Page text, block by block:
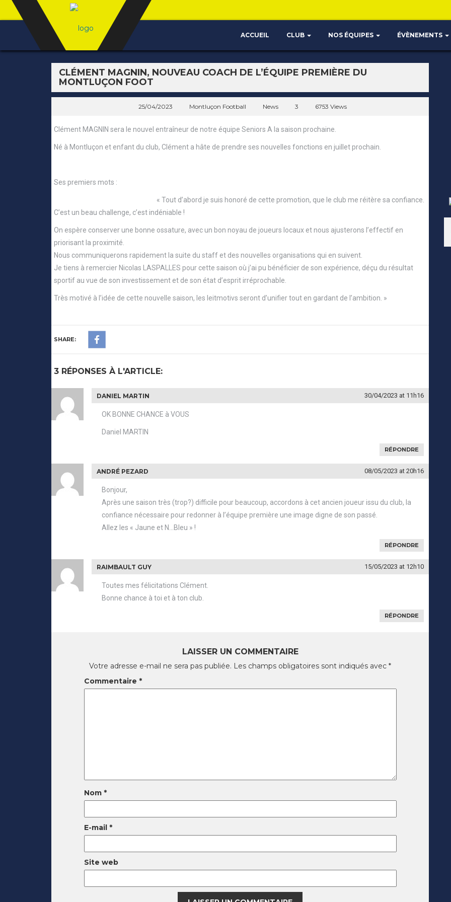
ACCUEIL CLUB NOS ÉQUIPES ÉVÈNEMENTS
CLÉMENT MAGNIN, NOUVEAU COACH DE L’ÉQUIPE PREMIÈRE DU
MONTLUÇON FOOT
25/04/2023 Montluçon Football News 3 6753 Views
Clément MAGNIN sera le nouvel entraîneur de notre équipe Seniors A la saison prochaine.
Né à Montluçon et enfant du club, Clément a hâte de prendre ses nouvelles fonctions en juillet prochain.
Ses premiers mots :
« Tout d’abord je suis honoré de cette promotion, que le club me réitère sa confiance.
C’est un beau challenge, c’est indéniable !
On espère conserver une bonne ossature, avec un bon noyau de joueurs locaux et nous ajusterons l’effectif en
priorisant la proximité.
Nous communiquerons rapidement la suite du staff et des nouvelles organisations qui en suivent.
Je tiens à remercier Nicolas LASPALLES pour cette saison où j’ai pu bénéficier de son expérience, déçu du résultat
sportif au vue de son investissement et de son état d’esprit irréprochable.
Très motivé à l’idée de cette nouvelle saison, les leitmotivs seront d’unifier tout en gardant de l’ambition. »
SHARE:
3 RÉPONSES À L'ARTICLE:
DANIEL MARTIN 30/04/2023 at 11h16
OK BONNE CHANCE à VOUS
Daniel MARTIN
RÉPONDRE
ANDRÉ PEZARD 08/05/2023 at 20h16
Bonjour,
Après une saison très (trop?) difficile pour beaucoup, accordons à cet ancien joueur issu du club, la
confiance nécessaire pour redonner à l’équipe première une image digne de son passé.
Allez les « Jaune et N…Bleu » !
RÉPONDRE
RAIMBAULT GUY 15/05/2023 at 12h10
Toutes mes félicitations Clément.
Bonne chance à toi et à ton club.
RÉPONDRE
LAISSER UN COMMENTAIRE
Votre adresse e-mail ne sera pas publiée. Les champs obligatoires sont indiqués avec *
Commentaire *
Nom *
E-mail *
Site web